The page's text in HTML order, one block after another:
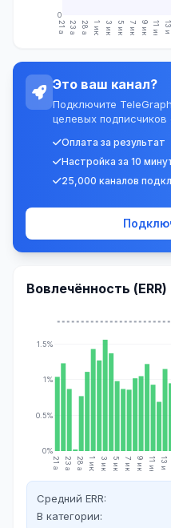
21 апр. 23 апр. 28 апр. 1 июн. 3 июн. 5 июн. 7 июн. 9 июн. 11 июн. 13 июн.
0
Это ваш канал?
Подключите
целевых подписчиков
Оплата за результат
Настройка за 10
25,000 каналов
Вовлечённость (ERR)
21 апр. 23 апр. 28 апр. 1 июн. 3 июн. 5 июн. 7 июн. 9 июн. 11 июн. 13 июн.
0%
0.5%
1%
1.5%
Средний ERR:
В категории: